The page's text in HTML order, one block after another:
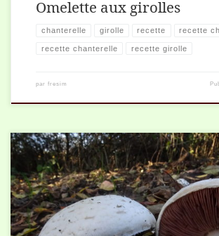
Omelette aux girolles
chanterelle girolle recette recette
recette chanterelle recette girolle
par fresim
Pour 4 personnes 300 g. de rosés des prés, 30 g.
soupe de farine, 1 échalote finement ciselée, 1